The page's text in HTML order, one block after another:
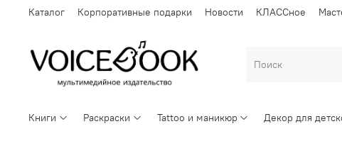
Каталог Корпоративные подарки Новости КЛАССное
Книги Раскраски Tattoo и маникюр Декор для